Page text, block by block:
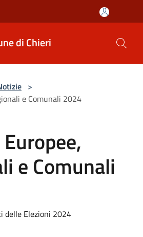
di Chieri
>
e Comunali 2024
e Comunali
delle Elezioni 2024